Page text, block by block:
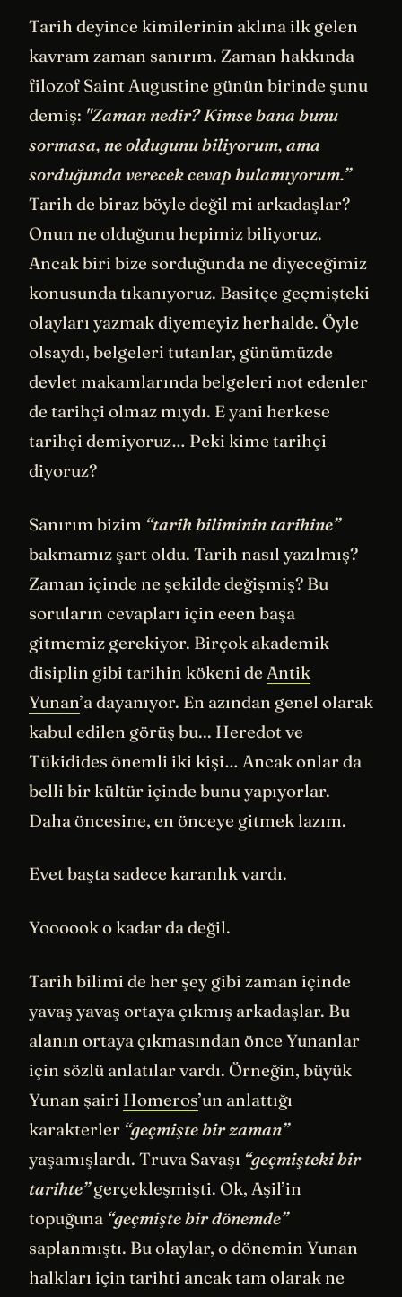
Tarih deyince kimilerinin aklına ilk gelen
kavram zaman sanırım. Zaman hakkında
filozof Saint Augustine günün birinde şunu
demiş: "Zaman nedir? Kimse bana bunu
sormasa, ne oldugunu biliyorum, ama
sorduğunda verecek cevap bulamıyorum.”
Tarih de biraz böyle değil mi arkadaşlar?
Onun ne olduğunu hepimiz biliyoruz.
Ancak biri bize sorduğunda ne diyeceğimiz
konusunda tıkanıyoruz. Basitçe geçmişteki
olayları yazmak diyemeyiz herhalde. Öyle
olsaydı, belgeleri tutanlar, günümüzde
devlet makamlarında belgeleri not edenler
de tarihçi olmaz mıydı. E yani herkese
tarihçi demiyoruz… Peki kime tarihçi
diyoruz?
Sanırım bizim “tarih biliminin tarihine”
bakmamız şart oldu. Tarih nasıl yazılmış?
Zaman içinde ne şekilde değişmiş? Bu
soruların cevapları için eeen başa
gitmemiz gerekiyor. Birçok akademik
disiplin gibi tarihin kökeni de Antik
Yunan’a dayanıyor. En azından genel olarak
kabul edilen görüş bu... Heredot ve
Tükidides önemli iki kişi… Ancak onlar da
belli bir kültür içinde bunu yapıyorlar.
Daha öncesine, en önceye gitmek lazım.
Evet başta sadece karanlık vardı.
Yoooook o kadar da değil.
Tarih bilimi de her şey gibi zaman içinde
yavaş yavaş ortaya çıkmış arkadaşlar. Bu
alanın ortaya çıkmasından önce Yunanlar
için sözlü anlatılar vardı. Örneğin, büyük
Yunan şairi Homeros’un anlattığı
karakterler “geçmişte bir zaman”
yaşamışlardı. Truva Savaşı “geçmişteki bir
tarihte”gerçekleşmişti. Ok, Aşil’in
topuğuna “geçmişte bir dönemde”
saplanmıştı. Bu olaylar, o dönemin Yunan
halkları için tarihti ancak tam olarak ne